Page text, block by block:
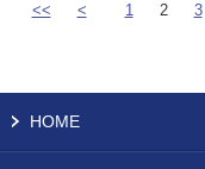
<< < 1 2 3
HOME